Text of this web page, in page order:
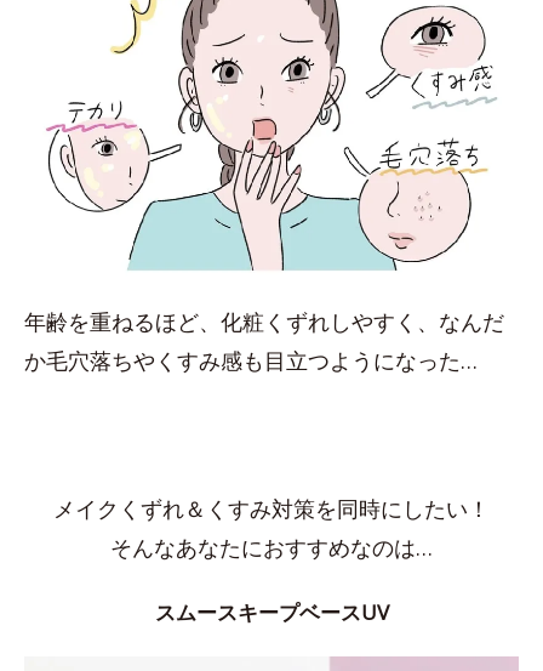
年齢を重ねるほど、化粧くずれしやすく、なんだ
か毛穴落ちやくすみ感も目立つようになった…
メイクくずれ＆くすみ対策を同時にしたい！
そんなあなたにおすすめなのは…
スムースキープベースUV